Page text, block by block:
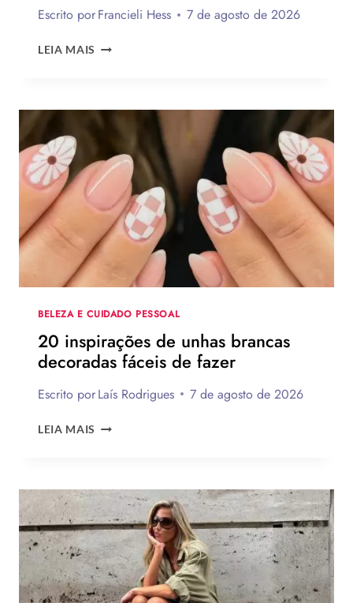
Escrito porFrancieli Hess 7 de agosto de 2026
LEIA MAIS LEMBRANCINHAS
PAIS
2026:
IDEIAS
DE
PRESENTES
CRIATIVOS
COM
PASSO
A
BELEZA E CUIDADO PESSOAL
20 inspirações de unhas brancas
decoradas fáceis de fazer
Escrito porLaís Rodrigues 7 de agosto de 2026
LEIA MAIS
BRANCAS
DECORADAS
FÁCEIS
DE
FAZER